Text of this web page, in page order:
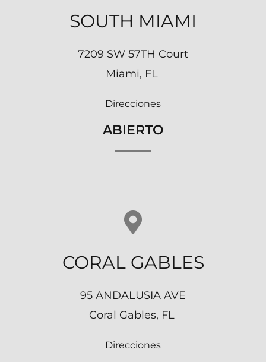
SOUTH MIAMI
7209 SW 57TH Court
Miami, FL
Direcciones
ABIERTO
CORAL GABLES
95 ANDALUSIA AVE
Coral Gables, FL
Direcciones